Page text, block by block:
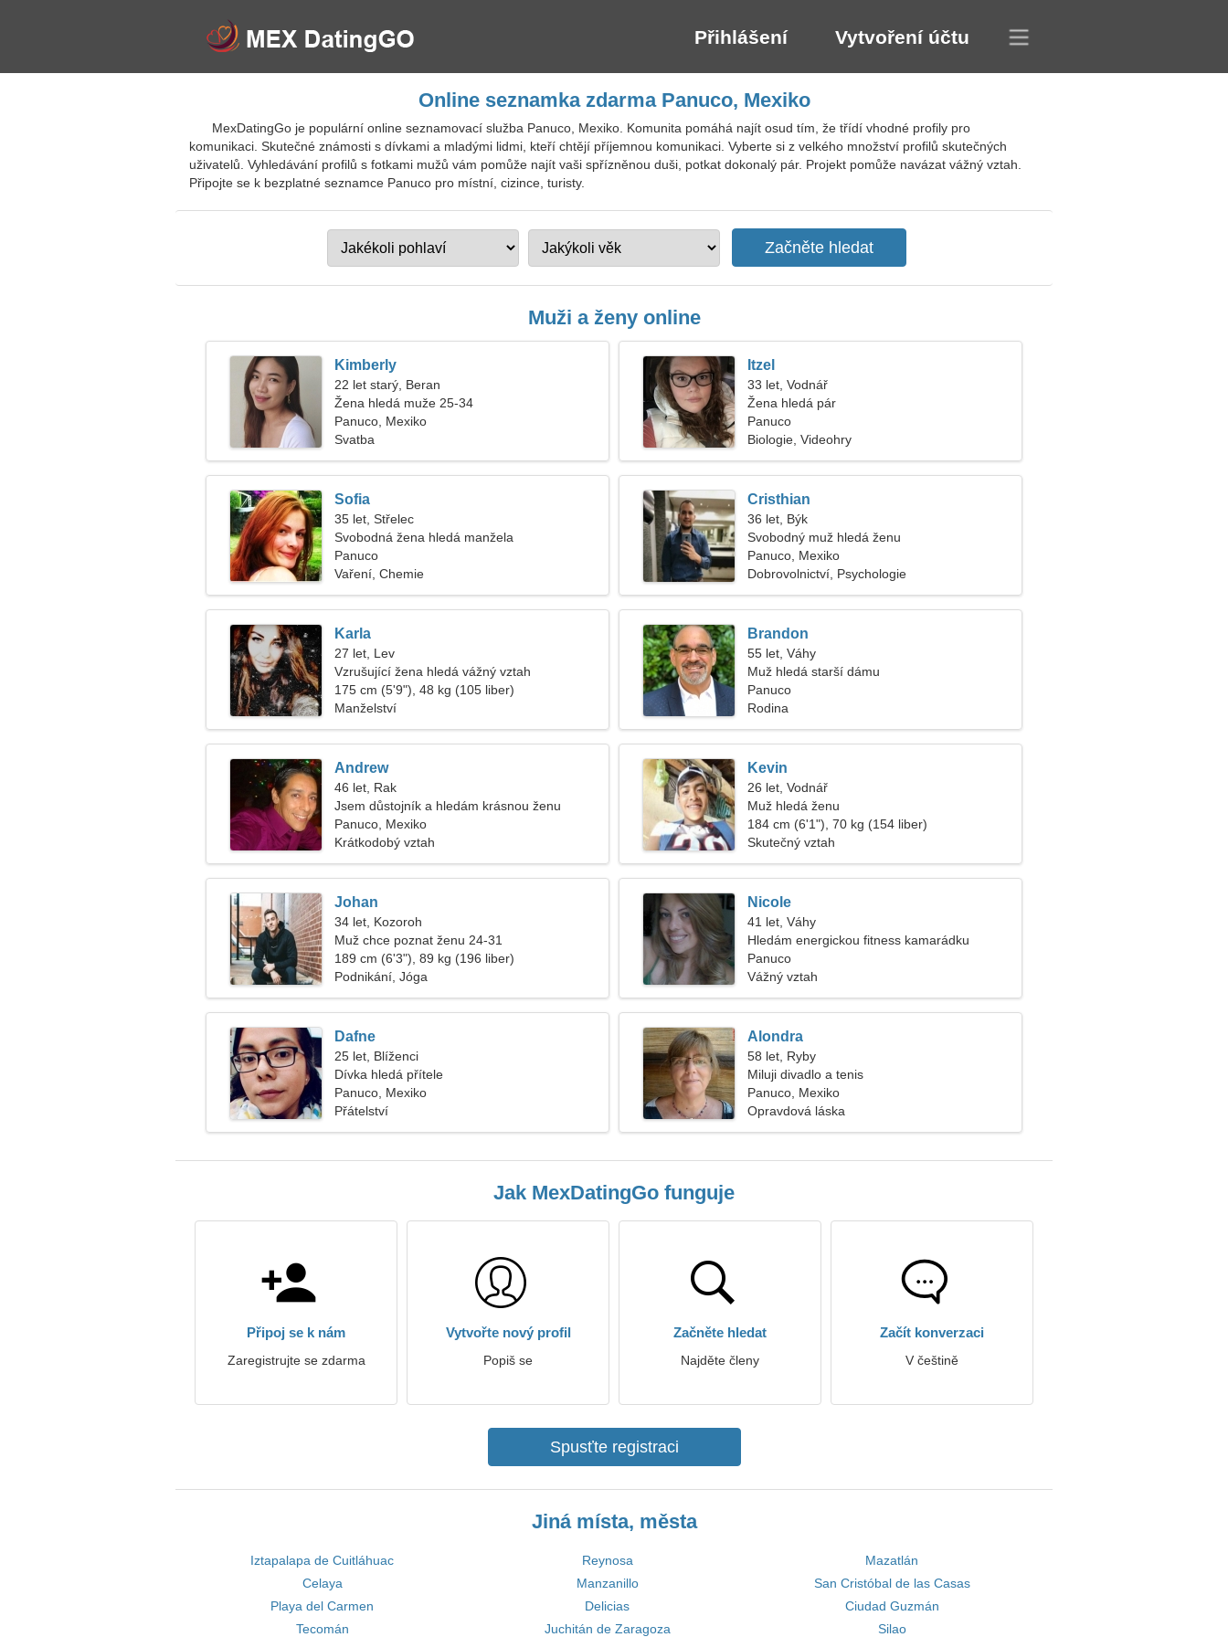
Přihlášení Vytvoření účtu
Online seznamka zdarma Panuco, Mexiko
MexDatingGo je populární online seznamovací služba Panuco, Mexiko. Komunita pomáhá najít osud tím, že třídí vhodné profily pro
komunikaci. Skutečné známosti s dívkami a mladými lidmi, kteří chtějí příjemnou komunikaci. Vyberte si z velkého množství profilů skutečných
uživatelů. Vyhledávání profilů s fotkami mužů vám pomůže najít vaši spřízněnou duši, potkat dokonalý pár. Projekt pomůže navázat vážný vztah.
Připojte se k bezplatné seznamce Panuco pro místní, cizince, turisty.
Muži a ženy online
Kimberly
22 let starý, Beran
Žena hledá muže 25-34
Panuco, Mexiko
Svatba
Itzel
33 let, Vodnář
Žena hledá pár
Panuco
Biologie, Videohry
Sofia
35 let, Střelec
Svobodná žena hledá manžela
Panuco
Vaření, Chemie
Cristhian
36 let, Býk
Svobodný muž hledá ženu
Panuco, Mexiko
Dobrovolnictví, Psychologie
Karla
27 let, Lev
Vzrušující žena hledá vážný vztah
175 cm (5'9"), 48 kg (105 liber)
Manželství
Brandon
55 let, Váhy
Muž hledá starší dámu
Panuco
Rodina
Andrew
46 let, Rak
Jsem důstojník a hledám krásnou ženu
Panuco, Mexiko
Krátkodobý vztah
Kevin
26 let, Vodnář
Muž hledá ženu
184 cm (6'1"), 70 kg (154 liber)
Skutečný vztah
Johan
34 let, Kozoroh
Muž chce poznat ženu 24-31
189 cm (6'3"), 89 kg (196 liber)
Podnikání, Jóga
Nicole
41 let, Váhy
Hledám energickou fitness kamarádku
Panuco
Vážný vztah
Dafne
25 let, Blíženci
Dívka hledá přítele
Panuco, Mexiko
Přátelství
Alondra
58 let, Ryby
Miluji divadlo a tenis
Panuco, Mexiko
Opravdová láska
Jak MexDatingGo funguje
Připoj se k nám
Zaregistrujte se zdarma
Vytvořte nový profil
Popiš se
Začněte hledat
Najděte členy
Začít konverzaci
V češtině
Spusťte registraci
Jiná místa, města
Iztapalapa de Cuitláhuac Reynosa
Mazatlán
Celaya
Manzanillo
San Cristóbal de las Casas
Playa del Carmen
Delicias
Ciudad Guzmán
Tecomán
Juchitán de Zaragoza Silao